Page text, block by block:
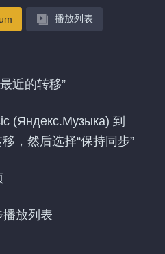
播放列表
近的转移”
(Яндекс.Музыка) 到
，然后选择“保持同步”
放列表